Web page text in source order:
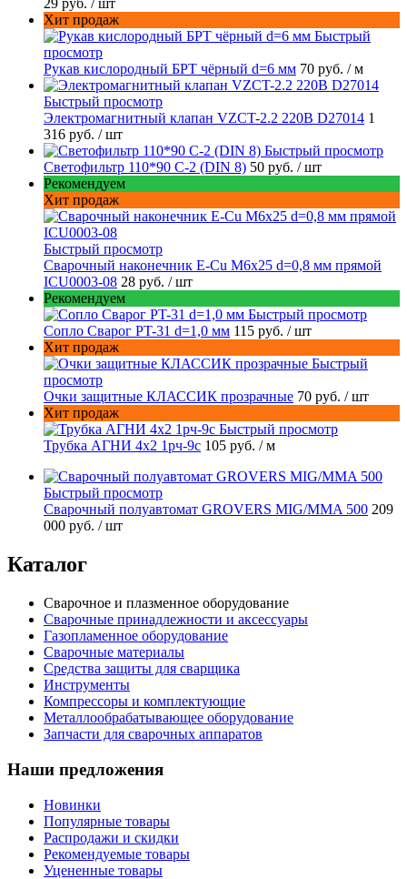
29 руб. / шт
Хит продаж
Быстрый
просмотр
Рукав кислородный БРТ чёрный d=6 мм 70 руб. / м
Быстрый просмотр
Электромагнитный клапан VZCT-2.2 220В D27014 1
316 руб. / шт
Быстрый просмотр
Светофильтр 110*90 С-2 (DIN 8) 50 руб. / шт
Рекомендуем
Хит продаж
Быстрый просмотр
Сварочный наконечник E-Cu M6x25 d=0,8 мм прямой
ICU0003-08 28 руб. / шт
Рекомендуем
Быстрый просмотр
Сопло Сварог PT-31 d=1,0 мм 115 руб. / шт
Хит продаж
Быстрый
просмотр
Очки защитные КЛАССИК прозрачные 70 руб. / шт
Хит продаж
Быстрый просмотр
Трубка АГНИ 4х2 1рч-9с 105 руб. / м
Быстрый просмотр
Сварочный полуавтомат GROVERS MIG/MMA 500 209
000 руб. / шт
Каталог
Сварочное и плазменное оборудование
Сварочные принадлежности и аксессуары
Газопламенное оборудование
Сварочные материалы
Средства защиты для сварщика
Инструменты
Компрессоры и комплектующие
Металлообрабатывающее оборудование
Запчасти для сварочных аппаратов
Наши предложения
Новинки
Популярные товары
Распродажи и скидки
Рекомендуемые товары
Уцененные товары